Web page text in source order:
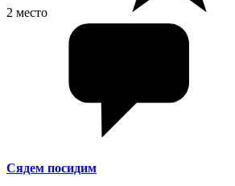
2 место
Сядем посидим